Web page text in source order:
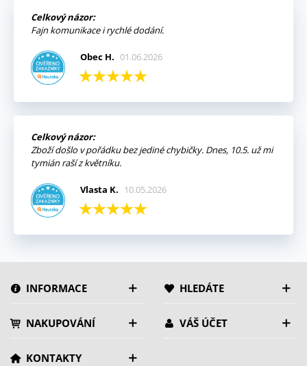
Celkový názor:
Fajn komunikace i rychlé dodání.
Obec H. 01.06.2026
Celkový názor:
Zboží došlo v pořádku bez jediné chybičky. Dnes, 10.5. už mi
tymián raší z květníku.
Vlasta K. 10.05.2026
INFORMACE HLEDÁTE
NAKUPOVÁNÍ VÁŠ ÚČET
KONTAKTY